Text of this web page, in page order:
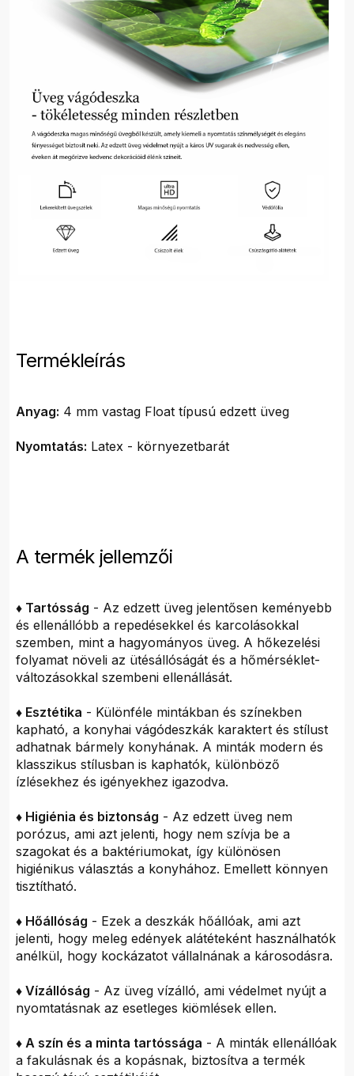
Termékleírás
Anyag: 4 mm vastag Float típusú edzett üveg
Nyomtatás: Latex - környezetbarát
A termék jellemzői
♦ Tartósság - Az edzett üveg jelentősen keményebb
és ellenállóbb a repedésekkel és karcolásokkal
szemben, mint a hagyományos üveg. A hőkezelési
folyamat növeli az ütésállóságát és a hőmérséklet-
változásokkal szembeni ellenállását.
♦ Esztétika - Különféle mintákban és színekben
kapható, a konyhai vágódeszkák karaktert és stílust
adhatnak bármely konyhának. A minták modern és
klasszikus stílusban is kaphatók, különböző
ízlésekhez és igényekhez igazodva.
♦ Higiénia és biztonság - Az edzett üveg nem
porózus, ami azt jelenti, hogy nem szívja be a
szagokat és a baktériumokat, így különösen
higiénikus választás a konyhához. Emellett könnyen
tisztítható.
♦ Hőállóság - Ezek a deszkák hőállóak, ami azt
jelenti, hogy meleg edények alátéteként használhatók
anélkül, hogy kockázatot vállalnának a károsodásra.
♦ Vízállóság - Az üveg vízálló, ami védelmet nyújt a
nyomtatásnak az esetleges kiömlések ellen.
♦ A szín és a minta tartóssága - A minták ellenállóak
a fakulásnak és a kopásnak, biztosítva a termék